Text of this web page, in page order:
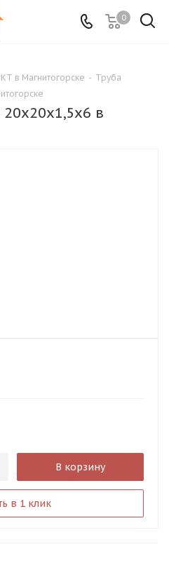
0
в Магнитогорске - Труба
в
В корзину
в 1 клик